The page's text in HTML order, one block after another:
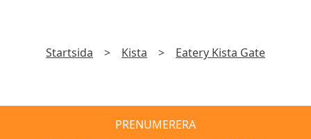
Startsida > Kista > Eatery Kista Gate
PRENUMERERA